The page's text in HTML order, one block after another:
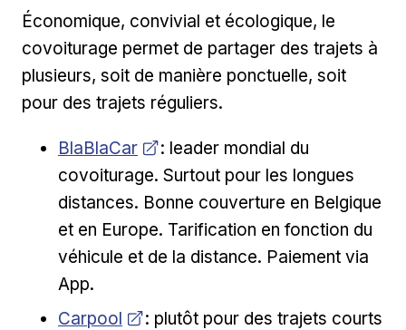
Économique, convivial et écologique, le
covoiturage permet de partager des trajets à
plusieurs, soit de manière ponctuelle, soit
pour des trajets réguliers.
Opens in new window
BlaBlaCar
: leader mondial du
covoiturage. Surtout pour les longues
distances. Bonne couverture en Belgique
et en Europe. Tarification en fonction du
véhicule et de la distance. Paiement via
App.
Opens in new window
Carpool
: plutôt pour des trajets courts